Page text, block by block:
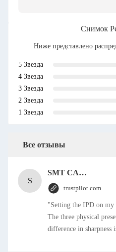
Снимок
Ниже представлено
5 Звезда
4 Звезда
3 Звезда
2 Звезда
1 Звезда
Все отзывы
S
SMT CAP Type Box Header Connector 1.27mm Pitch Gold Flash Contact Plating
trustpilot.com
"Setting the IPD on my
The three physical
difference in sharpness